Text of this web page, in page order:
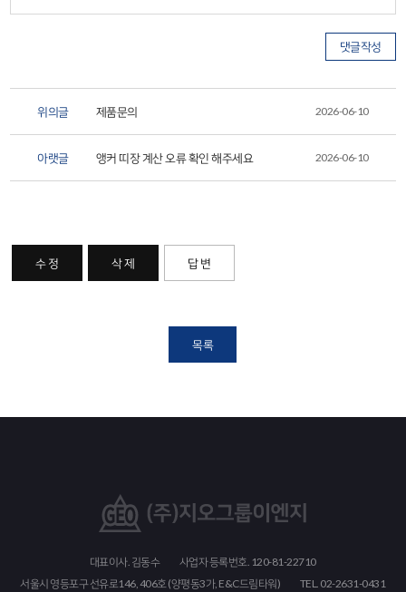
위의글 제품문의 2026-06-10
아랫글 앵커 띠장 계산 오류 확인 해주세요 2026-06-10
수 정 삭 제 답 변
목록
대표이사. 김동수
사업자 등록번호. 120-81-22710
서울시 영등포구 선유로146, 406호 (양평동3가, E&C드림타워)
TEL. 02-2631-0431